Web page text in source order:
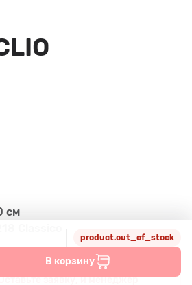
см
заявку, и менеджер
product.out_of_stock
В корзину